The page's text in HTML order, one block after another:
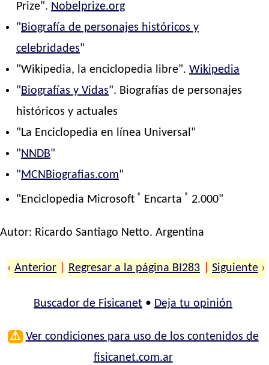
Prize". Nobelprize.org
"Biografía de personajes históricos y
celebridades"
"Wikipedia, la enciclopedia libre".Wikipedia
"Biografías y Vidas". Biografías de personajes
históricos y actuales
"La Enciclopedia en línea Universal"
"NNDB"
"MCNBiografias.com"
"Enciclopedia Microsoft ® Encarta ® 2.000"
Autor: Ricardo Santiago Netto. Argentina
‹ Anterior Regresar a la página BI283 Siguiente ›
Buscador de Fisicanet • Deja tu opinión
⚠ Ver condiciones para uso de los contenidos de
fisicanet.com.ar